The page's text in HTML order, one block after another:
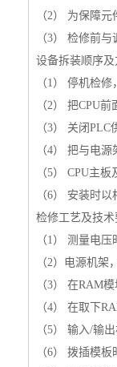
（2） 为保障
（3） 检修前
设备拆装顺序及
（1） 停机检
（2） 把CPU
（3） 关闭
（4） 把与电
（5） CPU主
（6） 安装时以
检修工艺及技术
（1） 测量电
（2）电源机架
（3） 在RAM
（4） 在取下
（5） 输入/输
（6） 拨插模